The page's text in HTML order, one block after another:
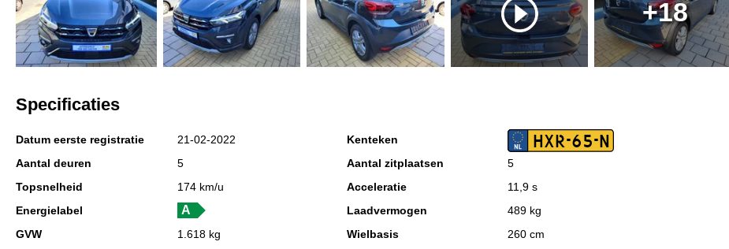
+18
Specificaties
Datum eerste registratie 21-02-2022 Kenteken HXR-65-N
Aantal deuren 5 Aantal zitplaatsen
5
Topsnelheid
174 km/u Acceleratie
11,9 s
Energielabel
Laadvermogen
489 kg
GVW
1.618 kg Wielbasis
260 cm